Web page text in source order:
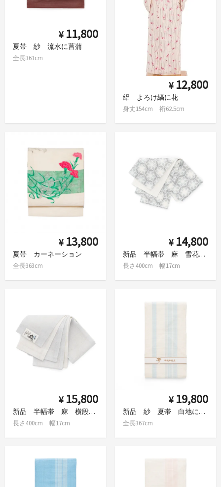
¥ 11,800
夏帯 紗 流水に菖蒲
全長361cm
¥ 12,800
絽 よろけ縞に花
身丈154cm 裄62.5cm
¥ 13,800
夏帯 カーネーション
全長363cm
¥ 14,800
新品 半幅帯 麻 雪花模様 グレー
長さ400cm 幅17cm
¥ 15,800
新品 半幅帯 麻 横段 流水 流水 グレー
長さ400cm 幅17cm
¥ 19,800
新品 紗 夏帯 白地に水色の縞
全長367cm